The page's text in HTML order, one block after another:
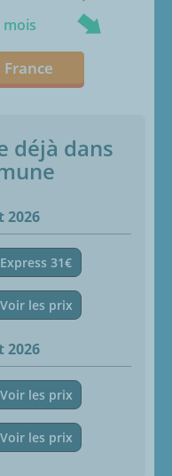
déjà dans
2026
Express 31€
Voir les prix
2026
Voir les prix
Voir les prix